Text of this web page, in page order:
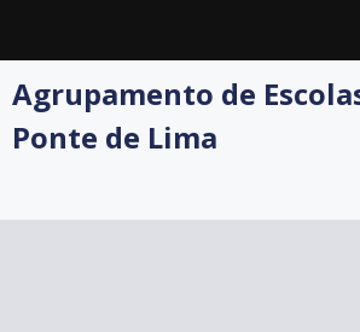
to
Agrupamento de
Ponte de Lima